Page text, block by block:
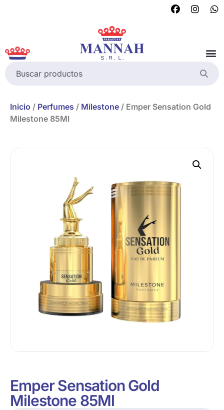
Inicio / Perfumes / Milestone / Emper Sensation Gold
Milestone 85Ml
Emper Sensation Gold
Milestone 85Ml